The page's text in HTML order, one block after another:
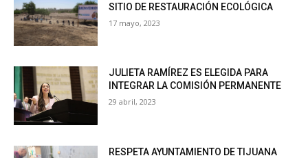
SITIO DE RESTAURACIÓN ECOLÓGICA
17 mayo, 2023
JULIETA RAMÍREZ ES ELEGIDA PARA
INTEGRAR LA COMISIÓN PERMANENTE
29 abril, 2023
RESPETA AYUNTAMIENTO DE TIJUANA